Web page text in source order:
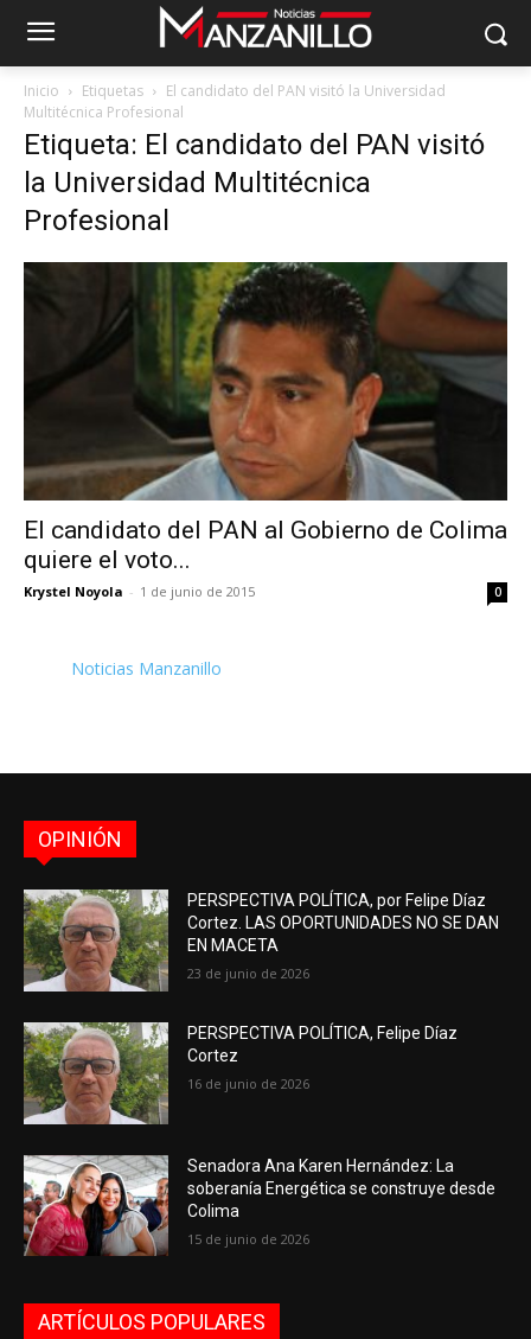
Inicio Etiquetas
El candidato del PAN visitó la Universidad
Multitécnica Profesional
Etiqueta: El candidato del PAN visitó
la Universidad Multitécnica
Profesional
El candidato del PAN al Gobierno de Colima
quiere el voto...
Krystel Noyola - 1 de junio de 2015 0
Noticias Manzanillo
OPINIÓN
PERSPECTIVA POLÍTICA, por Felipe Díaz
Cortez. LAS OPORTUNIDADES NO SE DAN
EN MACETA
23 de junio de 2026
PERSPECTIVA POLÍTICA, Felipe Díaz
Cortez
16 de junio de 2026
Senadora Ana Karen Hernández: La
soberanía Energética se construye desde
Colima
15 de junio de 2026
ARTÍCULOS POPULARES